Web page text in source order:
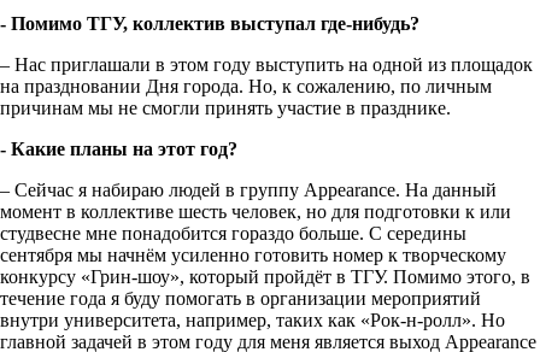
- Помимо ТГУ, коллектив выступал где-нибудь?
– Нас приглашали в этом году выступить на одной из площадок
на праздновании Дня города. Но, к сожалению, по личным
причинам мы не смогли принять участие в празднике.
- Какие планы на этот год?
– Сейчас я набираю людей в группу Appearance. На данный
момент в коллективе шесть человек, но для подготовки к или
студвесне мне понадобится гораздо больше. С середины
сентября мы начнём усиленно готовить номер к творческому
конкурсу «Грин-шоу», который пройдёт в ТГУ. Помимо этого, в
течение года я буду помогать в организации мероприятий
внутри университета, например, таких как «Рок-н-ролл». Но
главной задачей в этом году для меня является выход Appearance